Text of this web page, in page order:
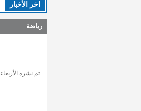
اخر اﻷخبار
رياضة
تم نشره الأربعاء 21st حزيران / يونيو 2023 06:28 مساءً